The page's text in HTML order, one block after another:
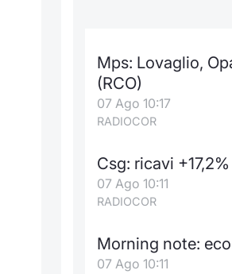
Mps: Lovaglio,
(RCO)
07 Ago 10:17
RADIOCOR
Csg: ricavi
07 Ago 10:11
RADIOCOR
Morning note:
07 Ago 10:11